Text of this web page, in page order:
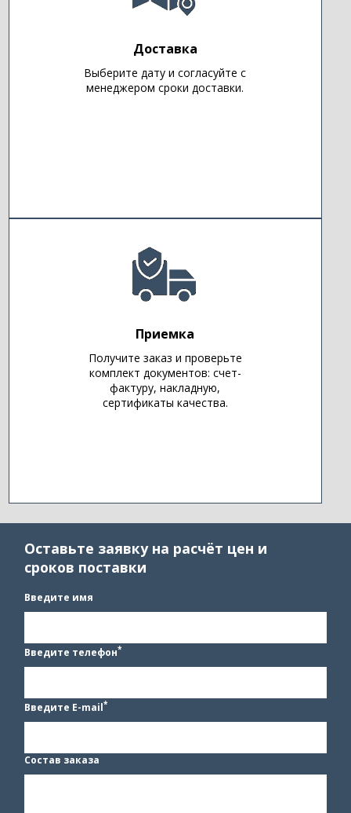
Доставка
Выберите дату и согласуйте с
менеджером сроки доставки.
Приемка
Получите заказ и проверьте
комплект документов: счет-
фактуру, накладную,
сертификаты качества.
Оставьте заявку на расчёт цен и
сроков поставки
Введите имя
Введите телефон*
Введите E-mail*
Состав заказа